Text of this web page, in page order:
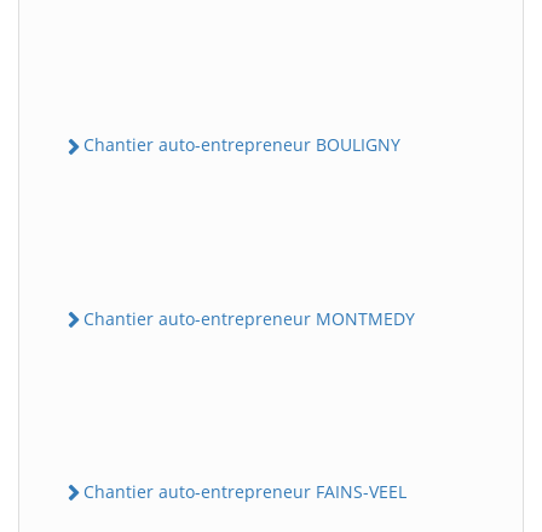
Chantier auto-entrepreneur BOULIGNY
Chantier auto-entrepreneur MONTMEDY
Chantier auto-entrepreneur FAINS-VEEL